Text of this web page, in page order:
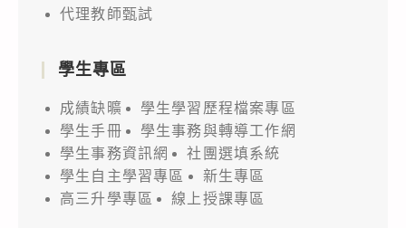
代理教師甄試
學生專區
成績缺曠
學生學習歷程檔案專區
學生手冊
學生事務與轉導工作網
學生事務資訊網
社團選填系統
學生自主學習專區
新生專區
高三升學專區
線上授課專區